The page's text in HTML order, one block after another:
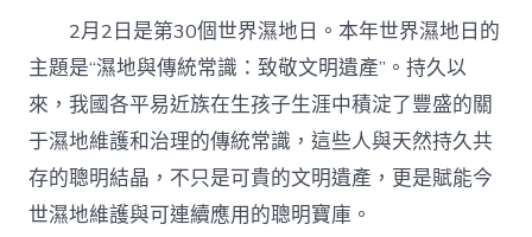
養
心
得
傳
承
好
濕
地
維
2月2日是第30個世界濕地日。本年世界濕地日的
主題是“濕地與傳統常識：致敬文明遺產”。持久以
來，我國各平易近族在生孩子生涯中積淀了豐盛的關
于濕地維護和治理的傳統常識，這些人與天然持久共
存的聰明結晶，不只是可貴的文明遺產，更是賦能今
世濕地維護與可連續應用的聰明寶庫。